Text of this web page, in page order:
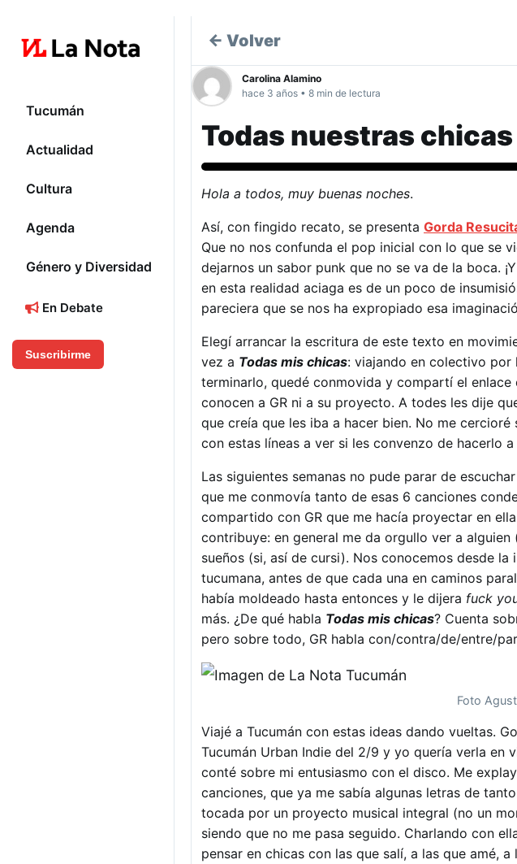
Tucumán
Actualidad
Cultura
Agenda
Género y Diversidad
En Debate
Suscribirme
← Volver
Carolina Alamino
hace 3 años • 8 min de lectura
Todas nuestras chicas
Hola a todos, muy buenas noches.
Así, con fingido recato, se presenta Gorda
Que no nos confunda el pop inicial con lo que se
dejarnos un sabor punk que no se va de la boca.
en esta realidad aciaga es de un poco de
pareciera que se nos ha expropiado esa
Elegí arrancar la escritura de este texto en
vez a Todas mis chicas: viajando en colectivo por
terminarlo, quedé conmovida y compartí el
conocen a GR ni a su proyecto. A todes les dije
que creía que les iba a hacer bien. No me
con estas líneas a ver si les convenzo de hacerlo
Las siguientes semanas no pude parar de
que me conmovía tanto de esas 6 canciones
compartido con GR que me hacía proyectar en
contribuye: en general me da orgullo ver a
sueños (si, así de cursi). Nos conocemos desde
tucumana, antes de que cada una en caminos
había moldeado hasta entonces y le dijera fuck
más. ¿De qué habla Todas mis chicas? Cuenta
pero sobre todo, GR habla con/contra/de/entre/
Foto
Viajé a Tucumán con estas ideas dando vueltas.
Tucumán Urban Indie del 2/9 y yo quería verla en
conté sobre mi entusiasmo con el disco. Me
canciones, que ya me sabía algunas letras de
tocada por un proyecto musical integral (no un
siendo que no me pasa seguido. Charlando con
pensar en chicas con las que salí, a las que amé,